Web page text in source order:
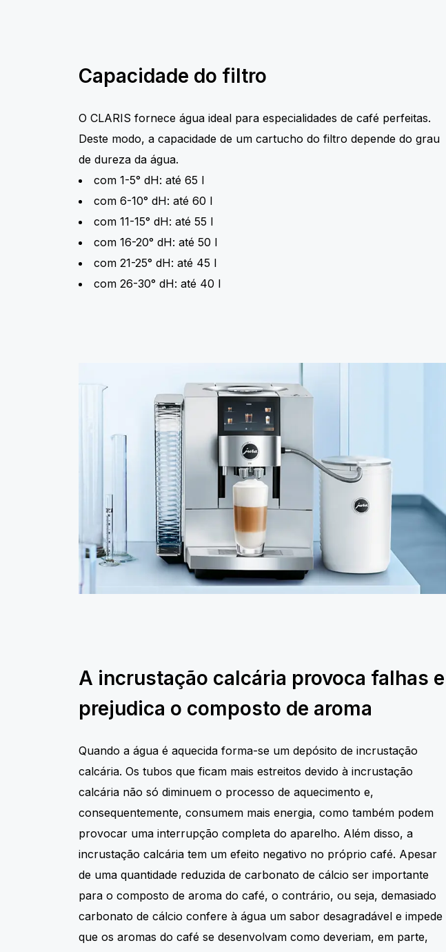
Capacidade do filtro
O CLARIS fornece água ideal para especialidades de café perfeitas.
Deste modo, a capacidade de um cartucho do filtro depende do grau
de dureza da água.
com 1-5° dH: até 65 l
com 6-10° dH: até 60 l
com 11-15° dH: até 55 l
com 16-20° dH: até 50 l
com 21-25° dH: até 45 l
com 26-30° dH: até 40 l
A incrustação calcária provoca falhas e
prejudica o composto de aroma
Quando a água é aquecida forma-se um depósito de incrustação
calcária. Os tubos que ficam mais estreitos devido à incrustação
calcária não só diminuem o processo de aquecimento e,
consequentemente, consumem mais energia, como também podem
provocar uma interrupção completa do aparelho. Além disso, a
incrustação calcária tem um efeito negativo no próprio café. Apesar
de uma quantidade reduzida de carbonato de cálcio ser importante
para o composto de aroma do café, o contrário, ou seja, demasiado
carbonato de cálcio confere à água um sabor desagradável e impede
que os aromas do café se desenvolvam como deveriam, em parte,